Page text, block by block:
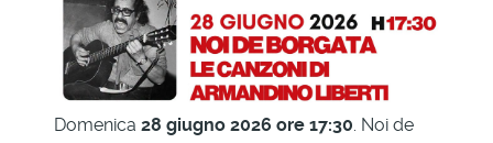
Domenica 28 giugno 2026 ore 17:30. Noi de